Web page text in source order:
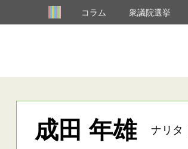
コラム 衆議院選挙
成田 年雄 ナリタ